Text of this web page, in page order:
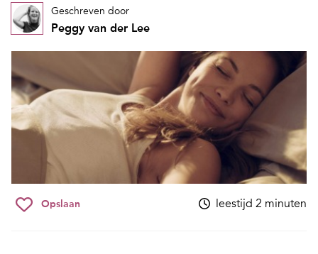
Geschreven door
Peggy van der Lee
Opslaan leestijd 2 minuten